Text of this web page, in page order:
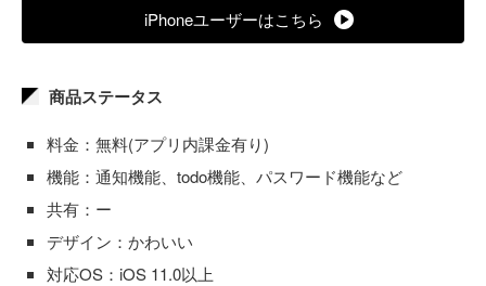
iPhoneユーザーはこちら
商品ステータス
料金：無料(アプリ内課金有り)
機能：通知機能、todo機能、パスワード機能など
共有：ー
デザイン：かわいい
対応OS：iOS 11.0以上